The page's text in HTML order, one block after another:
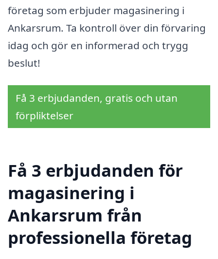
företag som erbjuder magasinering i
Ankarsrum. Ta kontroll över din förvaring
idag och gör en informerad och trygg
beslut!
Få 3 erbjudanden, gratis och utan
förpliktelser
Få 3 erbjudanden för
magasinering i
Ankarsrum från
professionella företag